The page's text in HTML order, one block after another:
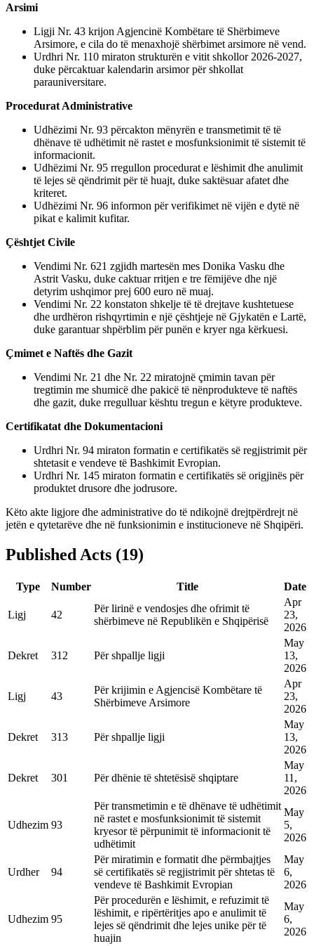
Arsimi
Ligji Nr. 43 krijon Agjencinë Kombëtare të Shërbimeve
Arsimore, e cila do të menaxhojë shërbimet arsimore në vend.
Urdhri Nr. 110 miraton strukturën e vitit shkollor 2026-2027,
duke përcaktuar kalendarin arsimor për shkollat
parauniversitare.
Procedurat Administrative
Udhëzimi Nr. 93 përcakton mënyrën e transmetimit të të
dhënave të udhëtimit në rastet e mosfunksionimit të sistemit të
informacionit.
Udhëzimi Nr. 95 rregullon procedurat e lëshimit dhe anulimit
të lejes së qëndrimit për të huajt, duke saktësuar afatet dhe
kriteret.
Udhëzimi Nr. 96 informon për verifikimet në vijën e dytë në
pikat e kalimit kufitar.
Çështjet Civile
Vendimi Nr. 621 zgjidh martesën mes Donika Vasku dhe
Astrit Vasku, duke caktuar rritjen e tre fëmijëve dhe një
detyrim ushqimor prej 600 euro në muaj.
Vendimi Nr. 22 konstaton shkelje të të drejtave kushtetuese
dhe urdhëron rishqyrtimin e një çështjeje në Gjykatën e Lartë,
duke garantuar shpërblim për punën e kryer nga kërkuesi.
Çmimet e Naftës dhe Gazit
Vendimi Nr. 21 dhe Nr. 22 miratojnë çmimin tavan për
tregtimin me shumicë dhe pakicë të nënprodukteve të naftës
dhe gazit, duke rregulluar kështu tregun e këtyre produkteve.
Certifikatat dhe Dokumentacioni
Urdhri Nr. 94 miraton formatin e certifikatës së regjistrimit për
shtetasit e vendeve të Bashkimit Evropian.
Urdhri Nr. 145 miraton formatin e certifikatës së origjinës për
produktet drusore dhe jodrusore.
Këto akte ligjore dhe administrative do të ndikojnë drejtpërdrejt në
jetën e qytetarëve dhe në funksionimin e institucioneve në Shqipëri.
Published Acts (19)
Type Number Title Date
Ligj 42
Për lirinë e vendosjes dhe ofrimit të
shërbimeve në Republikën e Shqipërisë
Apr
23,
2026
Dekret 312 Për shpallje ligji
May
13,
2026
Ligj 43
Për krijimin e Agjencisë Kombëtare të
Shërbimeve Arsimore
Apr
23,
2026
Dekret 313 Për shpallje ligji
May
13,
2026
Dekret 301 Për dhënie të shtetësisë shqiptare
May
11,
2026
Udhezim 93
Për transmetimin e të dhënave të udhëtimit
në rastet e mosfunksionimit të sistemit
kryesor të përpunimit të informacionit të
udhëtimit
May
5,
2026
Urdher 94
Për miratimin e formatit dhe përmbajtjes
së certifikatës së regjistrimit për shtetas të
vendeve të Bashkimit Evropian
May
6,
2026
Udhezim 95
Për procedurën e lëshimit, e refuzimit të
lëshimit, e ripërtëritjes apo e anulimit të
lejes së qëndrimit dhe lejes unike për të
huajin
May
6,
2026